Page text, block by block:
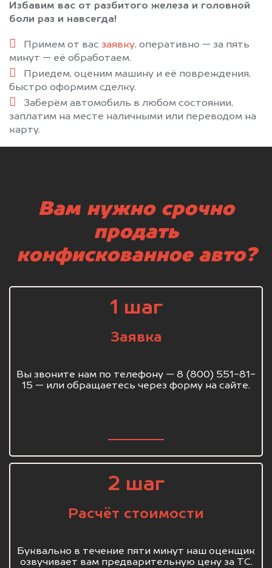
Избавим вас от разбитого железа и головной
боли раз и навсегда!
Примем от вас заявку, оперативно — за пять
минут — её обработаем.
Приедем, оценим машину и её повреждения,
быстро оформим сделку.
Заберём автомобиль в любом состоянии,
заплатим на месте наличными или переводом на
карту.
Вам нужно срочно
продать
конфискованное авто?
1 шаг
Заявка
Вы звоните нам по телефону — 8 (800) 551-81-
15 — или обращаетесь через форму на сайте.
2 шаг
Расчёт стоимости
Буквально в течение пяти минут наш оценщик
озвучивает вам предварительную цену за ТС.